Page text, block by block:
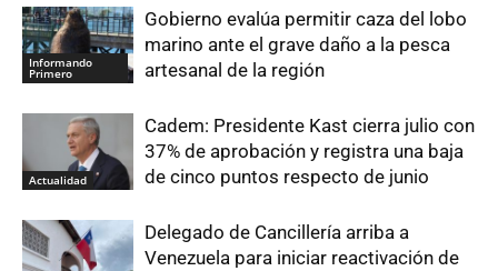
Informando
Primero
Gobierno evalúa permitir caza del lobo
marino ante el grave daño a la pesca
artesanal de la región
Actualidad
Cadem: Presidente Kast cierra julio con
37% de aprobación y registra una baja
de cinco puntos respecto de junio
Delegado de Cancillería arriba a
Venezuela para iniciar reactivación de